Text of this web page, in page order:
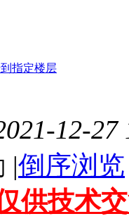
12-27
|倒序浏览
供技术